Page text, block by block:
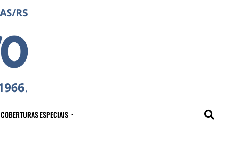
COBERTURAS ESPECIAIS